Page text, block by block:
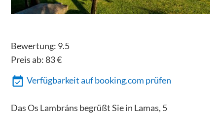
Bewertung: 9.5
Preis ab: 83€
Verfügbarkeit auf booking.com prüfen
Das Os Lambráns begrüßt Sie in Lamas, 5